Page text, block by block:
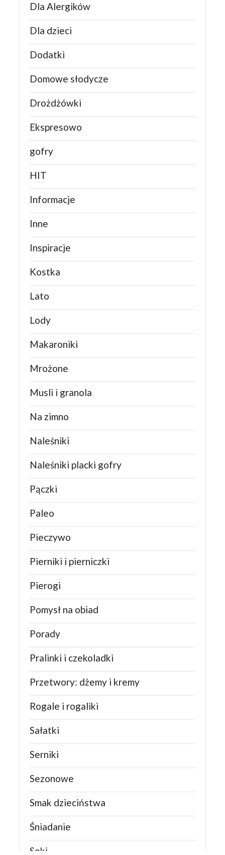
Dla Alergików
Dla dzieci
Dodatki
Domowe słodycze
Drożdżówki
Ekspresowo
gofry
HIT
Informacje
Inne
Inspiracje
Kostka
Lato
Lody
Makaroniki
Mrożone
Musli i granola
Na zimno
Naleśniki
Naleśniki placki gofry
Pączki
Paleo
Pieczywo
Pierniki i pierniczki
Pierogi
Pomysł na obiad
Porady
Pralinki i czekoladki
Przetwory: dżemy i kremy
Rogale i rogaliki
Sałatki
Serniki
Sezonowe
Smak dzieciństwa
Śniadanie
Soki